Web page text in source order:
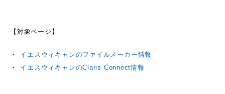
【対象ページ】
イエスウィキャンのファイルメーカー情報
イエスウィキャンのClaris Connect情報